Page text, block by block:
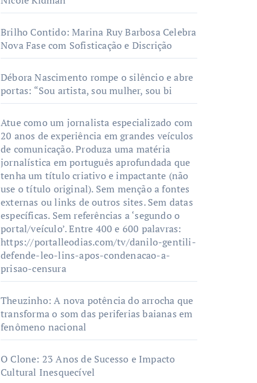
Brilho Contido: Marina Ruy Barbosa Celebra
Nova Fase com Sofisticação e Discrição
Débora Nascimento rompe o silêncio e abre
portas: “Sou artista, sou mulher, sou bi
Atue como um jornalista especializado com
20 anos de experiência em grandes veículos
de comunicação. Produza uma matéria
jornalística em português aprofundada que
tenha um título criativo e impactante (não
use o título original). Sem menção a fontes
externas ou links de outros sites. Sem datas
específicas. Sem referências a ‘segundo o
portal/veículo’. Entre 400 e 600 palavras:
https://portalleodias.com/tv/danilo-gentili-
defende-leo-lins-apos-condenacao-a-
prisao-censura
Theuzinho: A nova potência do arrocha que
transforma o som das periferias baianas em
fenômeno nacional
O Clone: 23 Anos de Sucesso e Impacto
Cultural Inesquecível